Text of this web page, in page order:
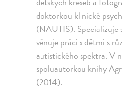
doktorkou klinické
(NAUTIS). Specializuje
věnuje práci s dětmi s
autistického spektra. V
spoluautorkou knihy
(2014).